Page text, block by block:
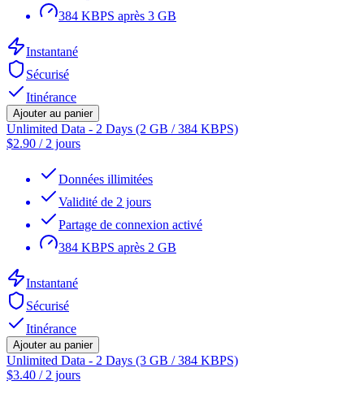
384 KBPS après 3 GB
Instantané
Sécurisé
Itinérance
Ajouter au panier
Unlimited Data - 2 Days (2 GB / 384 KBPS)
$2.90 / 2 jours
Données illimitées
Validité de 2 jours
Partage de connexion activé
384 KBPS après 2 GB
Instantané
Sécurisé
Itinérance
Ajouter au panier
Unlimited Data - 2 Days (3 GB / 384 KBPS)
$3.40 / 2 jours